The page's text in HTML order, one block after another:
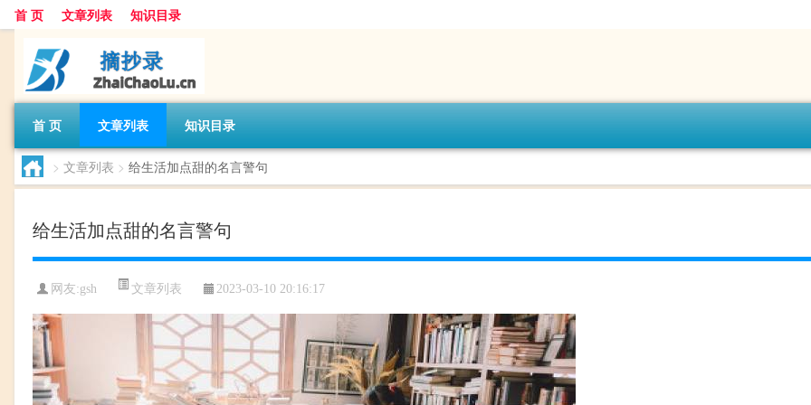
首 页 文章列表 知识目录
首 页 文章列表 知识目录
> 文章列表 > 给生活加点甜的名言警句
给生活加点甜的名言警句
网友:gsh 文章列表 2023-03-10 20:16:17